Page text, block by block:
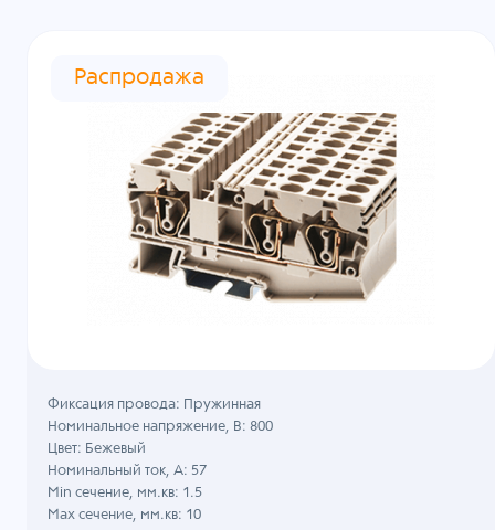
Распродажа
Фиксация провода: Пружинная
Номинальное напряжение, B: 800
Цвет: Бежевый
Номинальный ток, А: 57
Min сечение, мм.кв: 1.5
Max сечение, мм.кв: 10